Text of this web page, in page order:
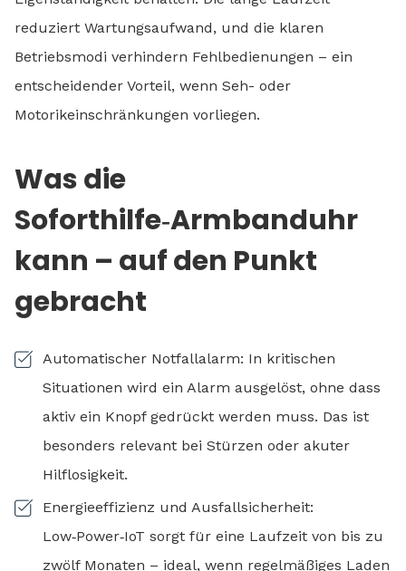
reduziert Wartungsaufwand, und die klaren
Betriebsmodi verhindern Fehlbedienungen – ein
entscheidender Vorteil, wenn Seh- oder
Motorikeinschränkungen vorliegen.
Was die
Soforthilfe‑Armbanduhr
kann – auf den Punkt
gebracht
Automatischer Notfallalarm: In kritischen
Situationen wird ein Alarm ausgelöst, ohne dass
aktiv ein Knopf gedrückt werden muss. Das ist
besonders relevant bei Stürzen oder akuter
Hilflosigkeit.
Energieeffizienz und Ausfallsicherheit:
Low‑Power‑IoT sorgt für eine Laufzeit von bis zu
zwölf Monaten – ideal, wenn regelmäßiges Laden